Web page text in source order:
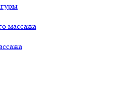
массажа